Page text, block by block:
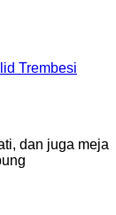
Trembesi
dan juga meja